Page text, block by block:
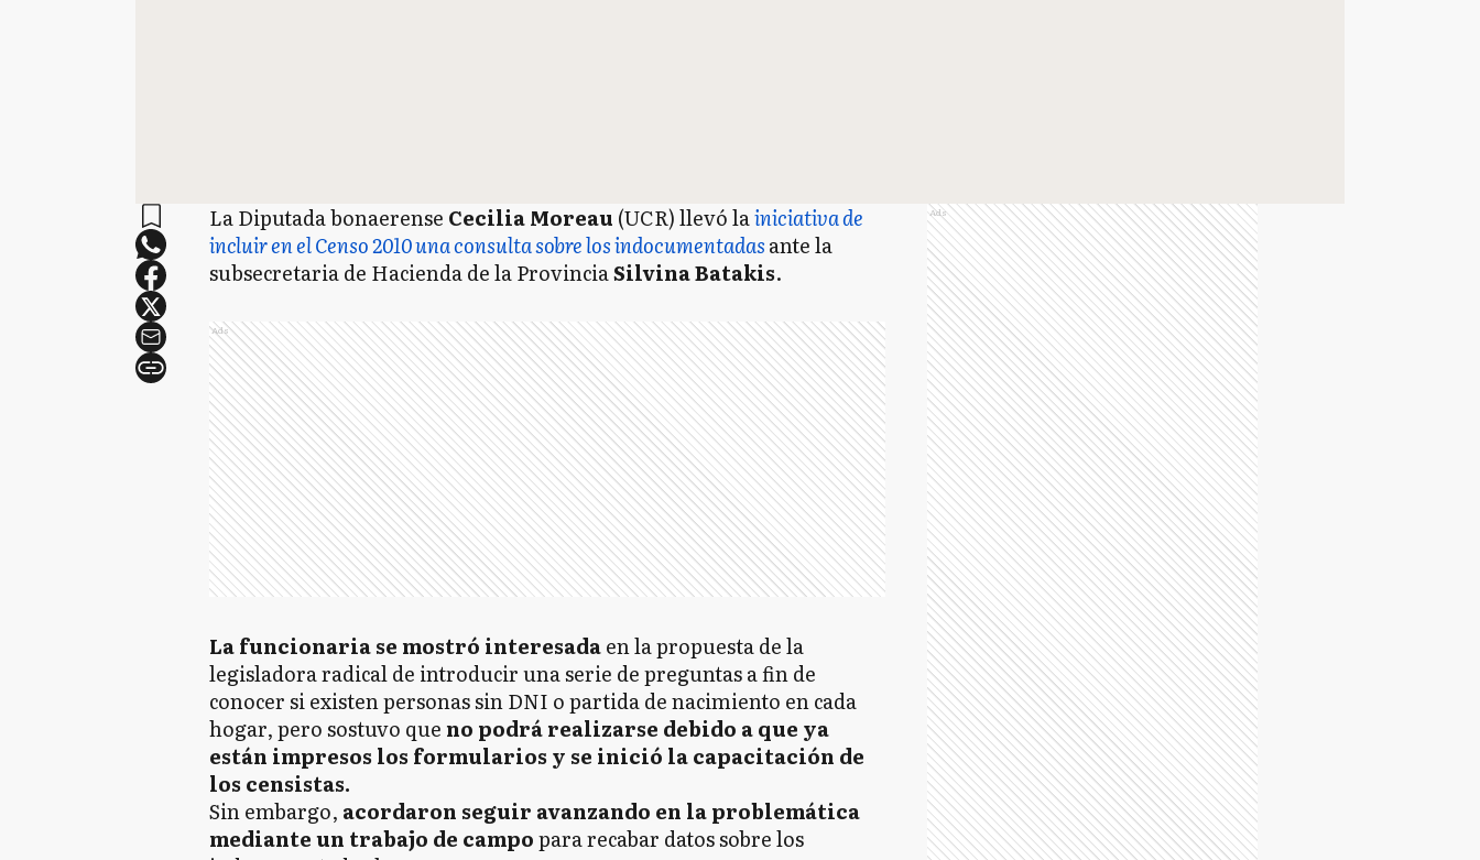
La Diputada bonaerense Cecilia Moreau (UCR) llevó lainiciativa de
incluir en el Censo 2010 una consulta sobre los indocumentadasantela
subsecretaria de Hacienda de la ProvinciaSilvina Batakis.
Ads
La funcionaria se mostró interesadaen la propuesta de la
legisladora radical de introducir una serie de preguntas a fin de
conocer si existen personas sin DNI o partida de nacimiento en cada
hogar, pero sostuvo que no podrá realizarse debido a que ya
están impresos los formularios y se inició la capacitación de
los censistas.
Sin embargo, acordaron seguir avanzando en la problemática
mediante un trabajo de campopara recabar datos sobre los
Ads